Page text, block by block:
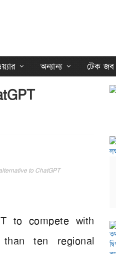
অন্যান্য টেক জব
to ChatGPT
to compete with
ten regional